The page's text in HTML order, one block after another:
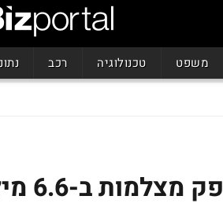
משפט טכנולוגיה רכב
ב-6.6 מיליון דולר